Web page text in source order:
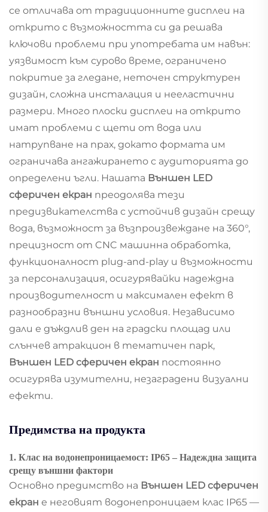
се отличава от традиционните дисплеи на
открито с възможността си да решава
ключови проблеми при употребата им навън:
уязвимост към сурово време, ограничено
покритие за гледане, неточен структурен
дизайн, сложна инсталация и нееластични
размери. Много плоски дисплеи на открито
имат проблеми с щети от вода или
натрупване на прах, докато формата им
ограничава ангажирането с аудиторията до
определени ъгли. Нашата Външен LED
сферичен екран преодолява тези
предизвикателства с устойчив дизайн срещу
вода, възможност за възпроизвеждане на 360°,
прецизност от CNC машинна обработка,
функционалност plug-and-play и възможности
за персонализация, осигурявайки надеждна
производителност и максимален ефект в
разнообразни външни условия. Независимо
дали е дъждлив ден на градски площад или
слънчев атракцион в тематичен парк,
Външен LED сферичен екран постоянно
осигурява изумителни, незаградени визуални
ефекти.
Предимства на продукта
1. Клас на водонепроницаемост: IP65 – Надеждна защита
срещу външни фактори
Основно предимство на Външен LED сферичен
екран е неговият водонепроницаем клас IP65 —